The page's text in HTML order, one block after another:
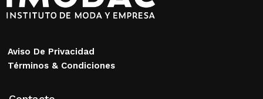
Aviso De Privacidad
Términos & Condiciones